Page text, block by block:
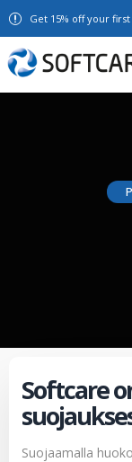
Get 15% off your
Softcare
Suojaamalla